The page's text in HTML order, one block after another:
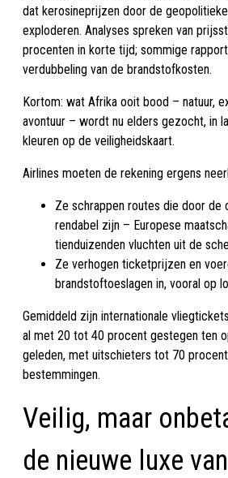
dat kerosineprijzen door de
exploderen. Analyses spreken van
procenten in korte tijd; sommige
verdubbeling van de brandstofkosten.
Kortom: wat Afrika ooit bood – natuur,
avontuur – wordt nu elders gezocht, in
kleuren op de veiligheidskaart.
Airlines moeten de rekening ergens
Ze schrappen routes die door de
rendabel zijn – Europese
tienduizenden vluchten uit de
Ze verhogen ticketprijzen en
brandstoftoeslagen in, vooral op
Gemiddeld zijn internationale
al met 20 tot 40 procent gestegen ten
geleden, met uitschieters tot 70
bestemmingen.
Veilig, maar
de nieuwe luxe